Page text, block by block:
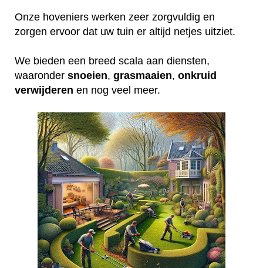
Onze hoveniers werken zeer zorgvuldig en
zorgen ervoor dat uw tuin er altijd netjes uitziet.
We bieden een breed scala aan diensten,
waaronder snoeien, grasmaaien, onkruid
verwijderen en nog veel meer.